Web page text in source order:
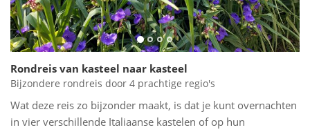
Rondreis van kasteel naar kasteel
Bijzondere rondreis door 4 prachtige regio's
Wat deze reis zo bijzonder maakt, is dat je kunt overnachten
in vier verschillende Italiaanse kastelen of op hun